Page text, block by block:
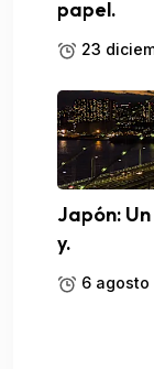
papel.
23
Japón:
y.
6 agosto